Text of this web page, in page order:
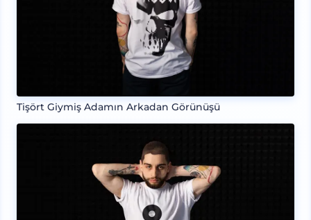
Tişört Giymiş Adamın Arkadan Görünüşü